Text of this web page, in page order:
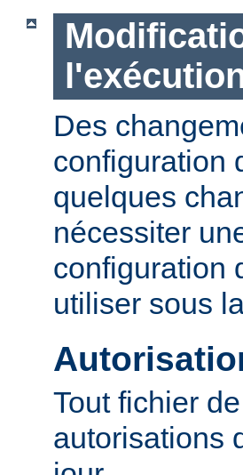
Des
configuration
quelques
nécessiter
configuration
utiliser sous
Tout fichier
autorisations